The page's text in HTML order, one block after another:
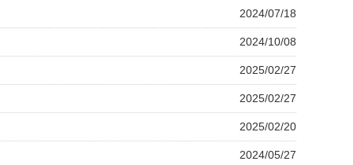
2024/07/18
2024/10/08
2025/02/27
2025/02/27
2025/02/20
2024/05/27